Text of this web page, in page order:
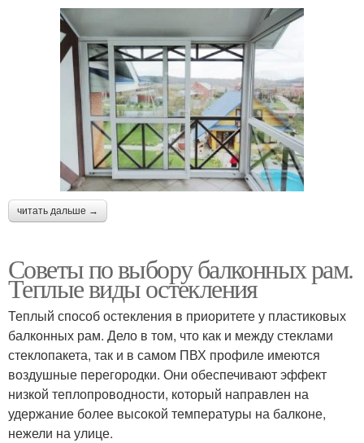
читать дальше →
Советы по выбору балконных рам.
Теплые виды остекления
Теплый способ остекления в приоритете у пластиковых
балконных рам. Дело в том, что как и между стеклами
стеклопакета, так и в самом ПВХ профиле имеются
воздушные перегородки. Они обеспечивают эффект
низкой теплопроводности, который направлен на
удержание более высокой температуры на балконе,
нежели на улице.